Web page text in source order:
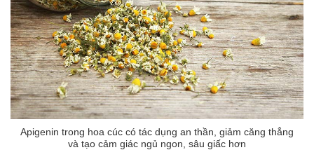
Apigenin trong hoa cúc có tác dụng an thần, giảm căng thẳng
và tạo cảm giác ngủ ngon, sâu giấc hơn